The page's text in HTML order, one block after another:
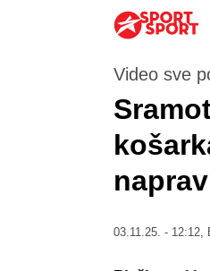
Video sve
03.11.25. - 12:12,